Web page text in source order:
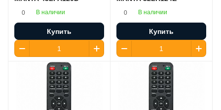
0 В наличии
Купить
0 В наличии
Купить